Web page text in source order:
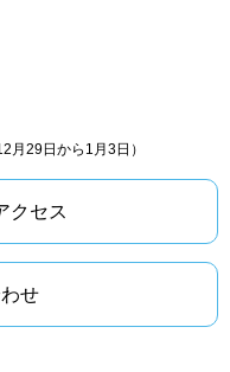
月29日から1月3日）
クセス
せ